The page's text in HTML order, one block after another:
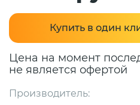
Купить в один
Цена на момент
не является офертой
Производитель: